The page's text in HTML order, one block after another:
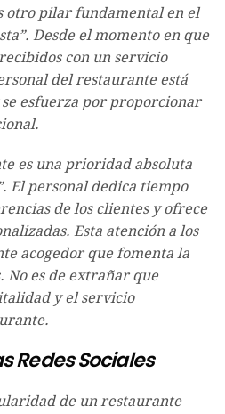
otro pilar fundamental en el
Desde el momento en que
con un servicio
del restaurante está
esfuerza por proporcionar
es una prioridad absoluta
El personal dedica tiempo
de los clientes y ofrece
Esta atención a los
acogedor que fomenta la
No es de extrañar que
y el servicio
Redes Sociales
de un restaurante